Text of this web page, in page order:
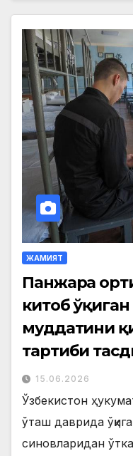
ЖАМИЯТ
Панжара
китоб
муддатини
тартиби
15.06.2026
Ўзбекистон
ўташ даврида
синовларидан